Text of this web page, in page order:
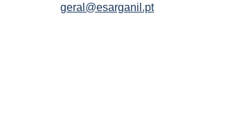
geral@esarganil.pt